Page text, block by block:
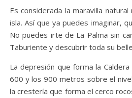
Es considerada la maravilla
isla. Así que ya puedes imaginar,
No puedes irte de La Palma sin
Taburiente y descubrir toda su
La depresión que forma la
600 y los 900 metros sobre el
la crestería que forma el cerco